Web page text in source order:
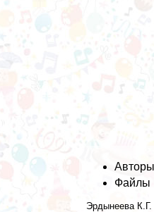
Авторы
Файлы
Эрдынеева